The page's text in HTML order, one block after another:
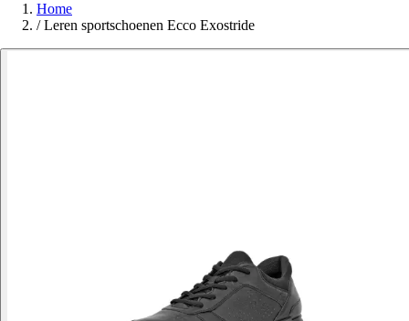
Home
/ Leren sportschoenen Ecco Exostride